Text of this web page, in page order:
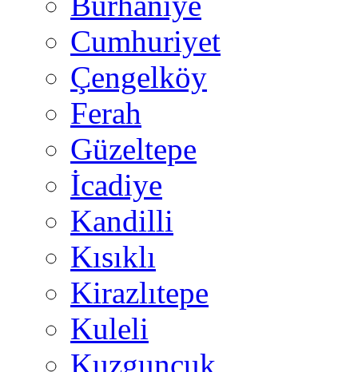
Cumhuriyet
Çengelköy
Ferah
Güzeltepe
İcadiye
Kandilli
Kısıklı
Kirazlıtepe
Kuleli
Kuzguncuk